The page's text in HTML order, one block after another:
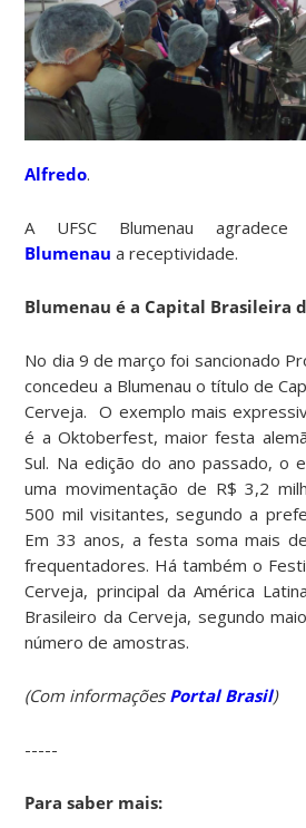
Alfredo.
A UFSC Blumenau
Blumenau a receptividade.
Blumenau é a Capital Brasileira
No dia 9 de março foi sancionado
concedeu a Blumenau o título de
Cerveja. O exemplo mais
é a Oktoberfest, maior festa
Sul. Na edição do ano passado, o
uma movimentação de R$ 3,2
500 mil visitantes, segundo a
Em 33 anos, a festa soma mais
frequentadores. Há também o
Cerveja, principal da América
Brasileiro da Cerveja, segundo
número de amostras.
(Com informações Portal Brasil)
-----
Para saber mais: